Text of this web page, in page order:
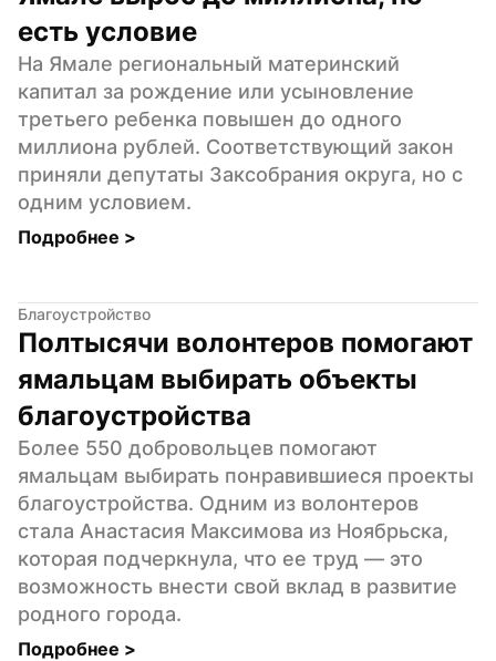
есть условие
На Ямале региональный материнский
капитал за рождение или усыновление
третьего ребенка повышен до одного
миллиона рублей. Соответствующий закон
приняли депутаты Заксобрания округа, но с
одним условием.
Подробнее >
Благоустройство
Полтысячи волонтеров помогают
ямальцам выбирать объекты
благоустройства
Более 550 добровольцев помогают
ямальцам выбирать понравившиеся проекты
благоустройства. Одним из волонтеров
стала Анастасия Максимова из Ноябрьска,
которая подчеркнула, что ее труд — это
возможность внести свой вклад в развитие
родного города.
Подробнее >